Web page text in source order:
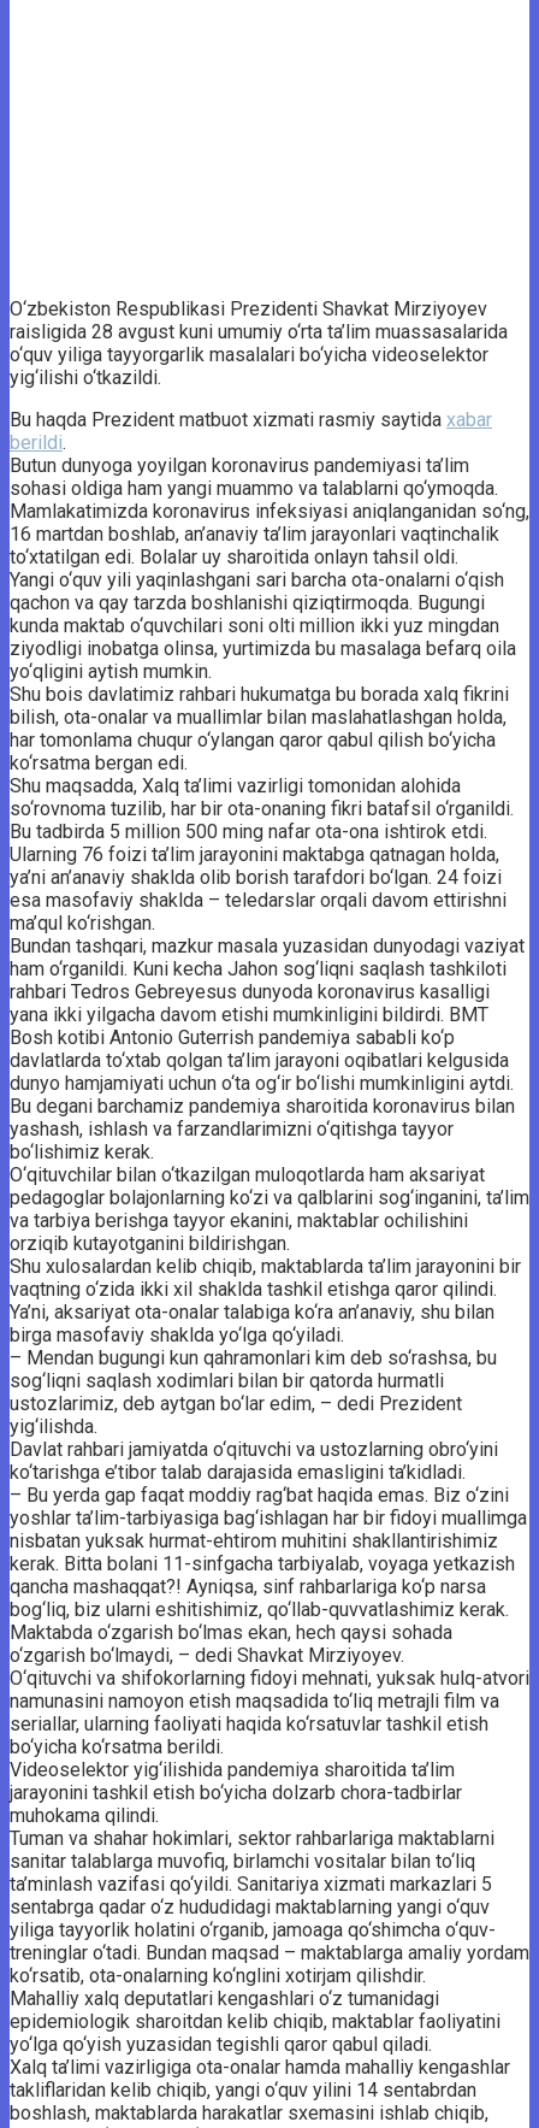
O‘zbekiston Respublikasi Prezidenti Shavkat Mirziyoyev
raisligida 28 avgust kuni umumiy o‘rta ta’lim muassasalarida
o‘quv yiliga tayyorgarlik masalalari bo‘yicha videoselektor
yig‘ilishi o‘tkazildi.
Bu haqda Prezident matbuot xizmati rasmiy saytida xabar
berildi.
Butun dunyoga yoyilgan koronavirus pandemiyasi ta’lim
sohasi oldiga ham yangi muammo va talablarni qo‘ymoqda.
Mamlakatimizda koronavirus infeksiyasi aniqlanganidan so‘ng,
16 martdan boshlab, an’anaviy ta’lim jarayonlari vaqtinchalik
to‘xtatilgan edi. Bolalar uy sharoitida onlayn tahsil oldi.
Yangi o‘quv yili yaqinlashgani sari barcha ota-onalarni o‘qish
qachon va qay tarzda boshlanishi qiziqtirmoqda. Bugungi
kunda maktab o‘quvchilari soni olti million ikki yuz mingdan
ziyodligi inobatga olinsa, yurtimizda bu masalaga befarq oila
yo‘qligini aytish mumkin.
Shu bois davlatimiz rahbari hukumatga bu borada xalq fikrini
bilish, ota-onalar va muallimlar bilan maslahatlashgan holda,
har tomonlama chuqur o‘ylangan qaror qabul qilish bo‘yicha
ko‘rsatma bergan edi.
Shu maqsadda, Xalq ta’limi vazirligi tomonidan alohida
so‘rovnoma tuzilib, har bir ota-onaning fikri batafsil o‘rganildi.
Bu tadbirda 5 million 500 ming nafar ota-ona ishtirok etdi.
Ularning 76 foizi ta’lim jarayonini maktabga qatnagan holda,
ya’ni an’anaviy shaklda olib borish tarafdori bo‘lgan. 24 foizi
esa masofaviy shaklda – teledarslar orqali davom ettirishni
ma’qul ko‘rishgan.
Bundan tashqari, mazkur masala yuzasidan dunyodagi vaziyat
ham o‘rganildi. Kuni kecha Jahon sog‘liqni saqlash tashkiloti
rahbari Tedros Gebreyesus dunyoda koronavirus kasalligi
yana ikki yilgacha davom etishi mumkinligini bildirdi. BMT
Bosh kotibi Antonio Guterrish pandemiya sababli ko‘p
davlatlarda to‘xtab qolgan ta’lim jarayoni oqibatlari kelgusida
dunyo hamjamiyati uchun o‘ta og‘ir bo‘lishi mumkinligini aytdi.
Bu degani barchamiz pandemiya sharoitida koronavirus bilan
yashash, ishlash va farzandlarimizni o‘qitishga tayyor
bo‘lishimiz kerak.
O‘qituvchilar bilan o‘tkazilgan muloqotlarda ham aksariyat
pedagoglar bolajonlarning ko‘zi va qalblarini sog‘inganini, ta’lim
va tarbiya berishga tayyor ekanini, maktablar ochilishini
orziqib kutayotganini bildirishgan.
Shu xulosalardan kelib chiqib, maktablarda ta’lim jarayonini bir
vaqtning o‘zida ikki xil shaklda tashkil etishga qaror qilindi.
Ya’ni, aksariyat ota-onalar talabiga ko‘ra an’anaviy, shu bilan
birga masofaviy shaklda yo‘lga qo‘yiladi.
– Mendan bugungi kun qahramonlari kim deb so‘rashsa, bu
sog‘liqni saqlash xodimlari bilan bir qatorda hurmatli
ustozlarimiz, deb aytgan bo‘lar edim, – dedi Prezident
yig‘ilishda.
Davlat rahbari jamiyatda o‘qituvchi va ustozlarning obro‘yini
ko‘tarishga e’tibor talab darajasida emasligini ta’kidladi.
– Bu yerda gap faqat moddiy rag‘bat haqida emas. Biz o‘zini
yoshlar ta’lim-tarbiyasiga bag‘ishlagan har bir fidoyi muallimga
nisbatan yuksak hurmat-ehtirom muhitini shakllantirishimiz
kerak. Bitta bolani 11-sinfgacha tarbiyalab, voyaga yetkazish
qancha mashaqqat?! Ayniqsa, sinf rahbarlariga ko‘p narsa
bog‘liq, biz ularni eshitishimiz, qo‘llab-quvvatlashimiz kerak.
Maktabda o‘zgarish bo‘lmas ekan, hech qaysi sohada
o‘zgarish bo‘lmaydi, – dedi Shavkat Mirziyoyev.
O‘qituvchi va shifokorlarning fidoyi mehnati, yuksak hulq-atvori
namunasini namoyon etish maqsadida to‘liq metrajli film va
seriallar, ularning faoliyati haqida ko‘rsatuvlar tashkil etish
bo‘yicha ko‘rsatma berildi.
Videoselektor yig‘ilishida pandemiya sharoitida ta’lim
jarayonini tashkil etish bo‘yicha dolzarb chora-tadbirlar
muhokama qilindi.
Tuman va shahar hokimlari, sektor rahbarlariga maktablarni
sanitar talablarga muvofiq, birlamchi vositalar bilan to‘liq
ta’minlash vazifasi qo‘yildi. Sanitariya xizmati markazlari 5
sentabrga qadar o‘z hududidagi maktablarning yangi o‘quv
yiliga tayyorlik holatini o‘rganib, jamoaga qo‘shimcha o‘quv-
treninglar o‘tadi. Bundan maqsad – maktablarga amaliy yordam
ko‘rsatib, ota-onalarning ko‘nglini xotirjam qilishdir.
Mahalliy xalq deputatlari kengashlari o‘z tumanidagi
epidemiologik sharoitdan kelib chiqib, maktablar faoliyatini
yo‘lga qo‘yish yuzasidan tegishli qaror qabul qiladi.
Xalq ta’limi vazirligiga ota-onalar hamda mahalliy kengashlar
takliflaridan kelib chiqib, yangi o‘quv yilini 14 sentabrdan
boshlash, maktablarda harakatlar sxemasini ishlab chiqib,